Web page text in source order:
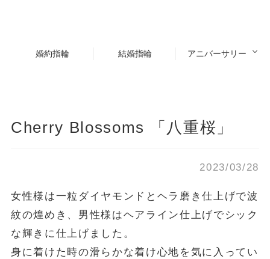
婚約指輪 結婚指輪 アニバーサリー
Cherry Blossoms 「八重桜」
2023/03/28
女性様は一粒ダイヤモンドとヘラ磨き仕上げで波
紋の煌めき、男性様はヘアライン仕上げでシック
な輝きに仕上げました。
身に着けた時の滑らかな着け心地を気に入ってい